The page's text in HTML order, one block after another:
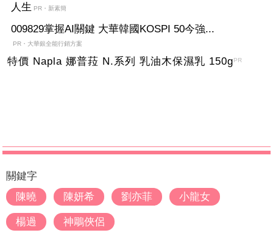
人生 PR・新素簡
009829掌握AI關鍵 大華韓國KOSPI 50今強...
PR・大華銀全能行銷方案
特價 Napla 娜普菈 N.系列 乳油木保濕乳 150gPR
關鍵字
陳曉
陳妍希 劉亦菲 小龍女
楊過 神鵰俠侶